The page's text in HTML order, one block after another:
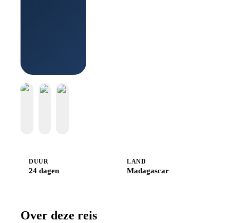
DUUR
24 dagen
LAND
Madagascar
Over deze reis